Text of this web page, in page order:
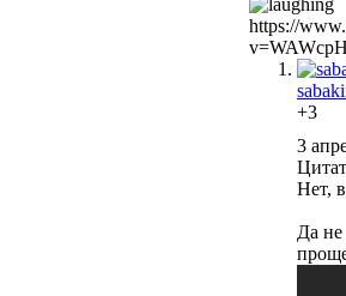
https://
+3
3
Нет,
Да не